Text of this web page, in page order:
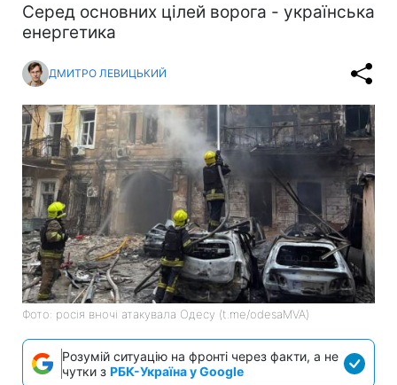
Серед основних цілей ворога - українська
енергетика
ДМИТРО ЛЕВИЦЬКИЙ
Фото: росія вночі атакувала Одесу (t.me/odesaMVA)
Розумій ситуацію на фронті через факти, а не
чутки з РБК-Україна у Google